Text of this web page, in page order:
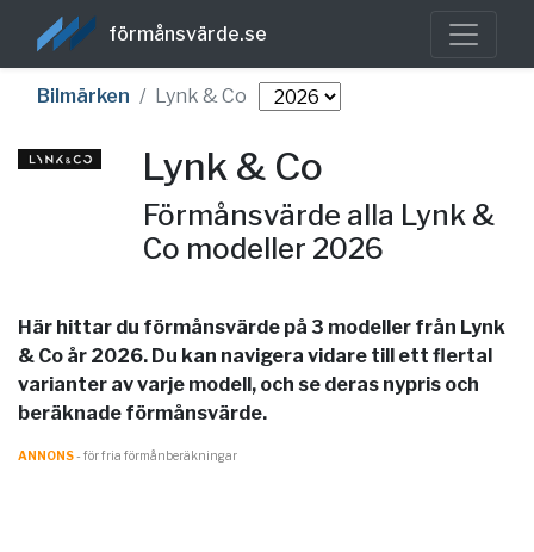
förmånsvärde.se
Bilmärken Lynk & Co
Lynk & Co
Förmånsvärde alla Lynk &
Co modeller 2026
Här hittar du förmånsvärde på 3 modeller från Lynk
& Co år 2026. Du kan navigera vidare till ett flertal
varianter av varje modell, och se deras nypris och
beräknade förmånsvärde.
ANNONS- för fria förmånberäkningar